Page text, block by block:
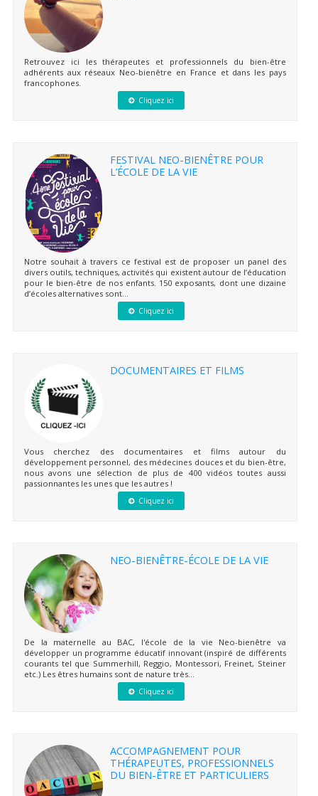
Retrouvez ici les thérapeutes et professionnels du bien-être
adhérents aux réseaux Neo-bienêtre en France et dans les pays
francophones.
Cliquez ici
FESTIVAL NEO-BIENÊTRE POUR
L’ÉCOLE DE LA VIE
Notre souhait à travers ce festival est de proposer un panel des
divers outils, techniques, activités qui existent autour de l’éducation
pour le bien-être de nos enfants. 150 exposants, dont une dizaine
d’écoles alternatives sont...
Cliquez ici
DOCUMENTAIRES ET FILMS
Vous cherchez des documentaires et films autour du
développement personnel, des médecines douces et du bien-être,
nous avons une sélection de plus de 400 vidéos toutes aussi
passionnantes les unes que les autres !
Cliquez ici
NEO-BIENÊTRE-ÉCOLE DE LA VIE
De la maternelle au BAC, l'école de la vie Neo-bienêtre va
développer un programme éducatif innovant (inspiré de différents
courants tel que Summerhill, Reggio, Montessori, Freinet, Steiner
etc.) Les êtres humains sont de nature très...
Cliquez ici
ACCOMPAGNEMENT POUR
THÉRAPEUTES, PROFESSIONNELS
DU BIEN-ÊTRE ET PARTICULIERS